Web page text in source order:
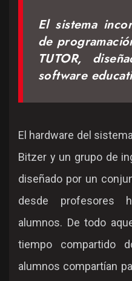
El sistema
de
TUTOR,
software
El hardware del sistema
Bitzer y un grupo de
diseñado por un
desde profesores
alumnos. De todo
tiempo compartido
alumnos compartían